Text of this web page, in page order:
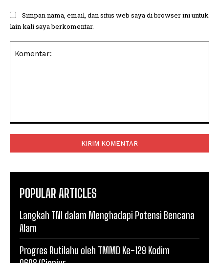
Simpan nama, email, dan situs web saya di browser ini untuk
lain kali saya berkomentar.
POPULAR ARTICLES
Langkah TNI dalam Menghadapi Potensi Bencana
Alam
Progres Rutilahu oleh TMMD Ke-129 Kodim